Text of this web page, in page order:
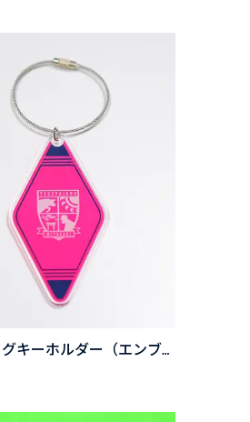
モーテルタグキーホルダー（エンブレム）